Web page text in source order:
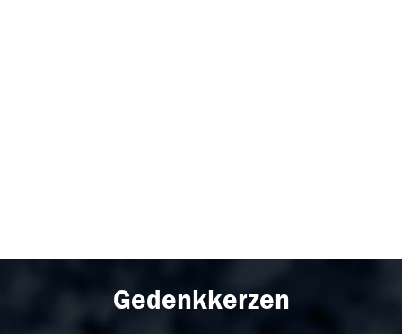
Gedenkkerzen